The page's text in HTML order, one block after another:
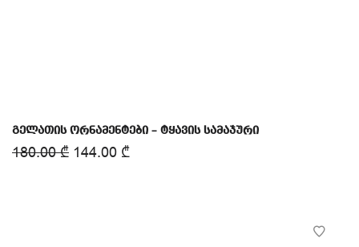
გელათის ორნამენტები – ტყავის სამაჯური
180.00₾ 144.00 ₾